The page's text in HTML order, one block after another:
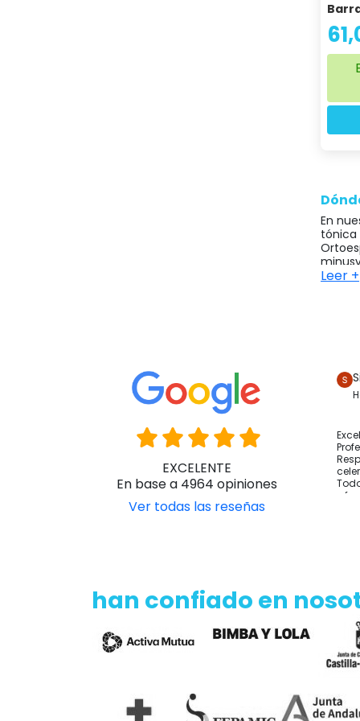
En
tónica
Leer +
EXCELENTE
En base a 4964 opiniones
Ver todas las reseñas
y
han confiado en